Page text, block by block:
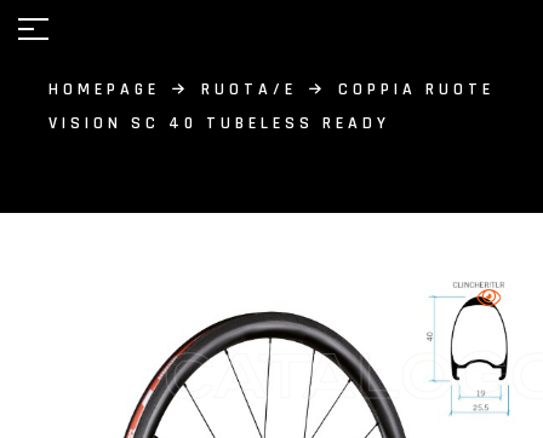
HOMEPAGE RUOTA/E
COPPIA RUOTE
VISION SC 40 TUBELESS READY